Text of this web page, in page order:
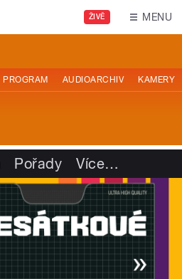
ŽIVĚ MENU
PROGRAM AUDIOARCHIV KAMERY
Pořady Více…